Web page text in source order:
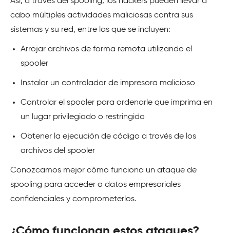
cabo múltiples actividades maliciosas contra sus
sistemas y su red, entre las que se incluyen:
Arrojar archivos de forma remota utilizando el
spooler
Instalar un controlador de impresora malicioso
Controlar el spooler para ordenarle que imprima en
un lugar privilegiado o restringido
Obtener la ejecución de código a través de los
archivos del spooler
Conozcamos mejor cómo funciona un ataque de
spooling para acceder a datos empresariales
confidenciales y comprometerlos.